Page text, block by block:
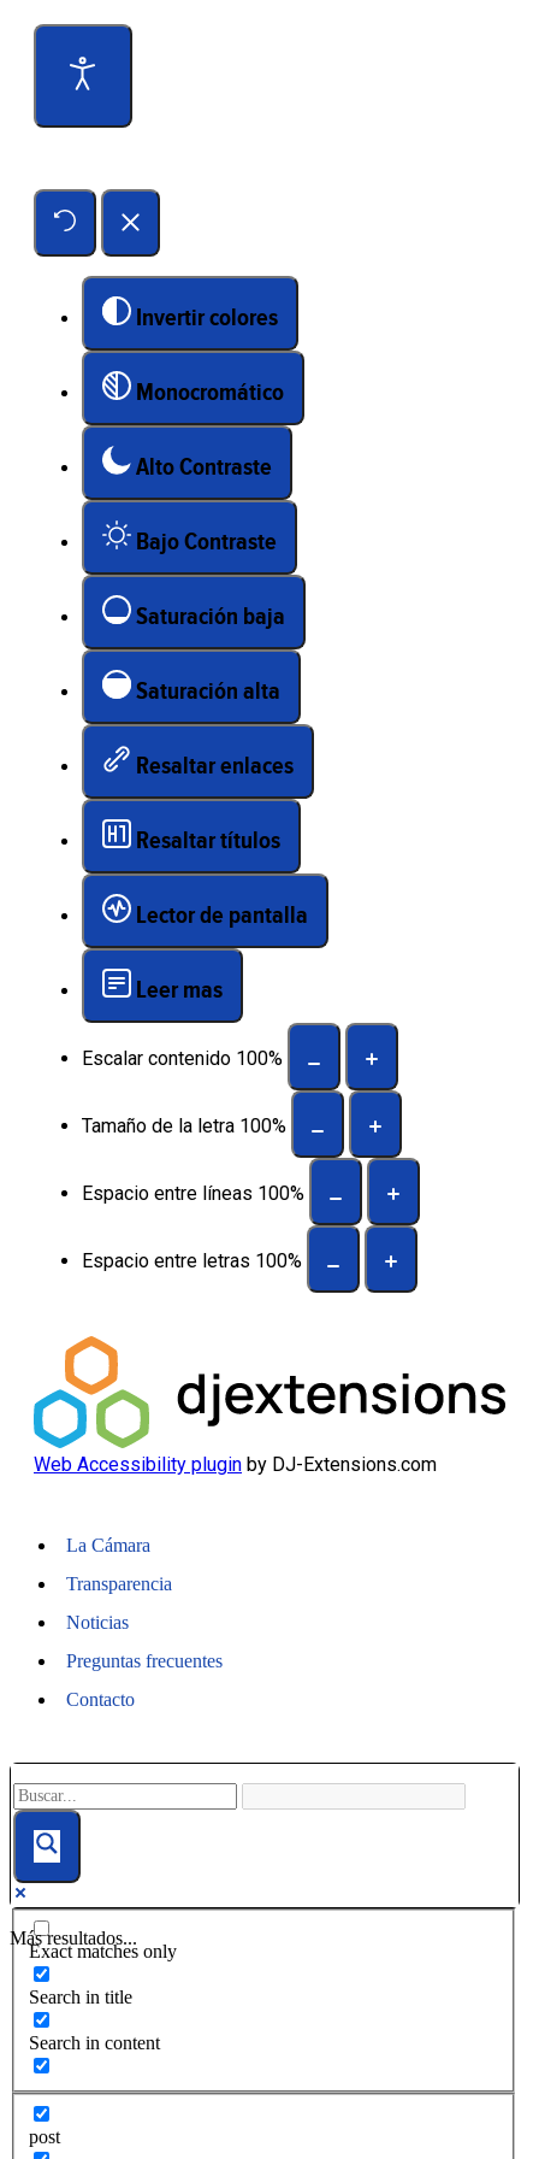
Invertir colores
Monocromático
Alto Contraste
Bajo Contraste
Saturación baja
Saturación alta
Resaltar enlaces
Resaltar títulos
Lector de pantalla
Leer mas
Escalar contenido 100%
Tamaño de la letra 100%
Espacio entre líneas 100%
Espacio entre letras 100%
Web Accessibility plugin by DJ-Extensions.com
La Cámara
Transparencia
Noticias
Preguntas frecuentes
Contacto
Más resultados...
Exact matches only
Search in title
Search in content
post